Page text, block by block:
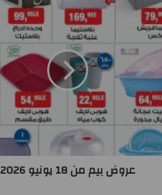
عروض بيم من 18 يونيو 2026